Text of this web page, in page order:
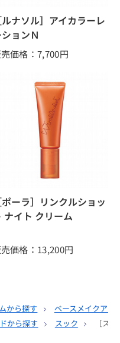
ルナソル］アイカラーレ
ョンＮ
価格：7,700円
ポーラ］リンクルショッ
ナイト クリーム
価格：13,200円
から探す
ベースメイクアッ
から探す スック ［ス